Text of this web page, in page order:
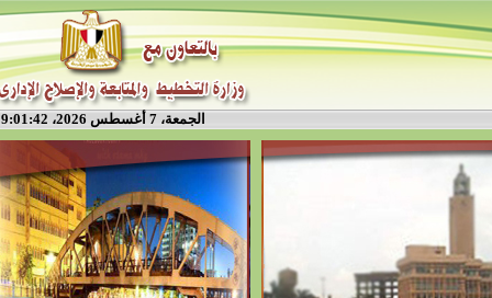
الجمعة، 7 أغسطس 2026، 9:01:42 م